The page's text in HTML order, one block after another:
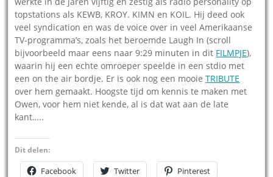
topstations als KEWB, KROY. KIMN en KOIL. Hij deed ook
veel syndication en was de voice over in veel Amerikaanse
TV-programma’s, zoals het beroemde Laugh In (scroll
bijvoorbeeld maar eens naar 9:29 minuten in dit FILMPJE),
waarin hij een echte omroeper speelde in een stdio met
een on the air bordje. Er is ook nog een mooieTRIBUTE
over hem gemaakt. Hoogste tijd om kennis te maken met
Owen, voor hem niet kende, al is dat wat aan de late
kant…..
Dit delen:
Facebook Twitter Pinterest